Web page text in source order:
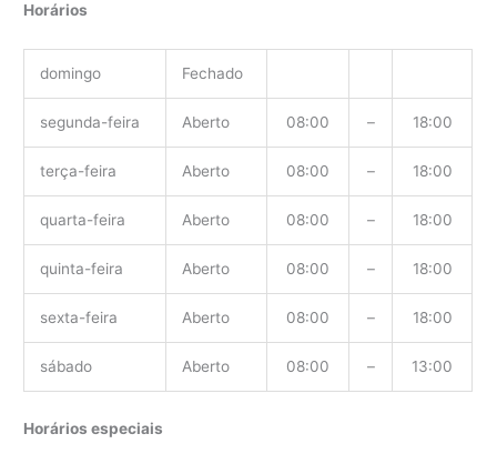
Horários
domingo Fechado
segunda-feira Aberto 08:00 – 18:00
terça-feira Aberto 08:00 – 18:00
quarta-feira Aberto 08:00 – 18:00
quinta-feira Aberto 08:00 – 18:00
sexta-feira Aberto 08:00 – 18:00
sábado Aberto 08:00 – 13:00
Horários especiais